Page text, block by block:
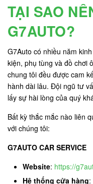
TẠI SAO
G7AUTO?
G7Auto có nhiều năm
kiện, phụ tùng và đồ chơi
chung tôi đều được cam
hành dài lâu. Đội ngũ tư
lấy sự hài lòng của quý
Bất kỳ thắc mắc nào liên
với chúng tôi:
G7AUTO CAR SERVICE
Website: https://
Hệ thống cửa hàng: